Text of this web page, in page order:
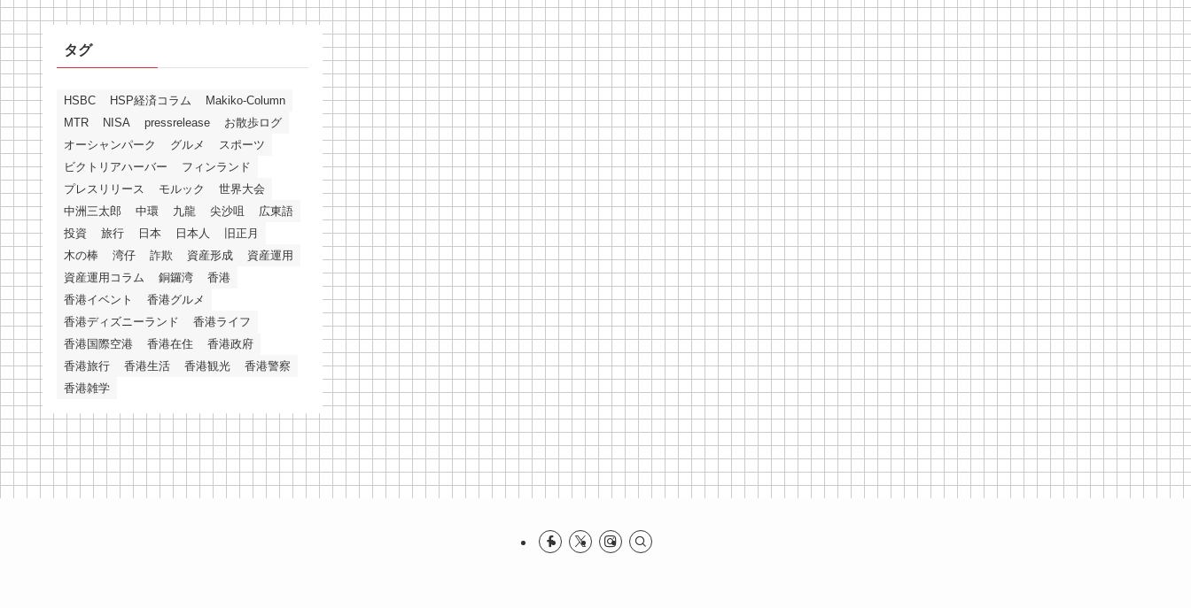
タグ
HSBC HSP経済コラム
Makiko-Column
MTR
NISA pressrelease
お散歩ログ
オーシャンパーク
グルメ
スポーツ
ビクトリアハーバー
フィンランド
プレスリリース
モルック
世界大会
中洲三太郎
中環 九龍 尖沙咀
広東語
投資
旅行 日本 日本人
旧正月
木の棒
湾仔 詐欺 資産形成
資産運用
資産運用コラム
銅鑼湾
香港
香港イベント
香港グルメ
香港ディズニーランド
香港ライフ
香港国際空港
香港在住
香港政府
香港旅行
香港生活 香港観光
香港警察
香港雑学